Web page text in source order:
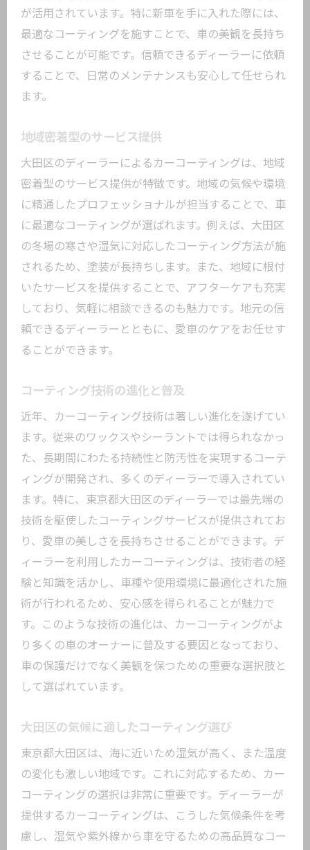
が活用されています。特に新車を手に入れた際には、
最適なコーティングを施すことで、車の美観を長持ち
させることが可能です。信頼できるディーラーに依頼
することで、日常のメンテナンスも安心して任せられ
ます。
地域密着型のサービス提供
大田区のディーラーによるカーコーティングは、地域
密着型のサービス提供が特徴です。地域の気候や環境
に精通したプロフェッショナルが担当することで、車
に最適なコーティングが選ばれます。例えば、大田区
の冬場の寒さや湿気に対応したコーティング方法が施
されるため、塗装が長持ちします。また、地域に根付
いたサービスを提供することで、アフターケアも充実
しており、気軽に相談できるのも魅力です。地元の信
頼できるディーラーとともに、愛車のケアをお任せす
ることができます。
コーティング技術の進化と普及
近年、カーコーティング技術は著しい進化を遂げてい
ます。従来のワックスやシーラントでは得られなかっ
た、長期間にわたる持続性と防汚性を実現するコーテ
ィングが開発され、多くのディーラーで導入されてい
ます。特に、東京都大田区のディーラーでは最先端の
技術を駆使したコーティングサービスが提供されてお
り、愛車の美しさを長持ちさせることができます。デ
ィーラーを利用したカーコーティングは、技術者の経
験と知識を活かし、車種や使用環境に最適化された施
術が行われるため、安心感を得られることが魅力で
す。このような技術の進化は、カーコーティングがよ
り多くの車のオーナーに普及する要因となっており、
車の保護だけでなく美観を保つための重要な選択肢と
して選ばれています。
大田区の気候に適したコーティング選び
東京都大田区は、海に近いため湿気が高く、また温度
の変化も激しい地域です。これに対応するため、カー
コーティングの選択は非常に重要です。ディーラーが
提供するカーコーティングは、こうした気候条件を考
慮し、湿気や紫外線から車を守るための高品質なコー